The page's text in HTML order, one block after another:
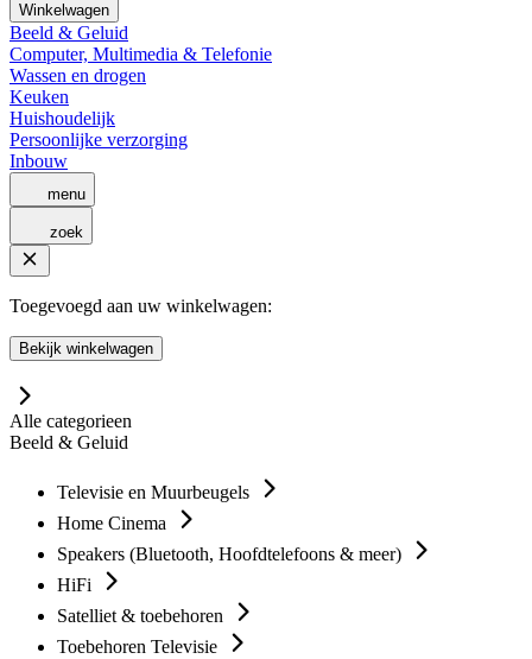
Winkelwagen
Beeld & Geluid
Computer, Multimedia & Telefonie
Wassen en drogen
Keuken
Huishoudelijk
Persoonlijke verzorging
Inbouw
menu
zoek
Toegevoegd aan uw winkelwagen:
Bekijk winkelwagen
Alle categorieen
Beeld & Geluid
Televisie en Muurbeugels
Home Cinema
Speakers (Bluetooth, Hoofdtelefoons & meer)
HiFi
Satelliet & toebehoren
Toebehoren Televisie